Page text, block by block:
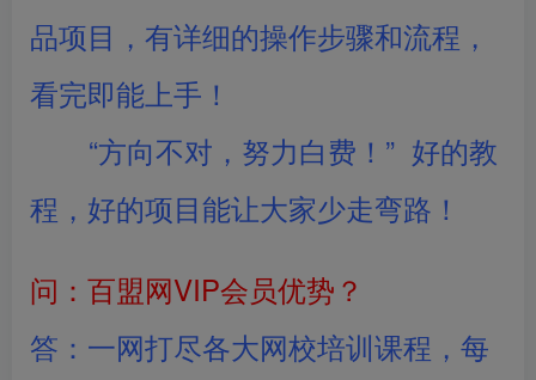
品项目，有详细的操作步骤和流程，
看完即能上手！
“方向不对，努力白费！” 好的教
程，好的项目能让大家少走弯路！
问：百盟网VIP会员优势？
答：一网打尽各大网校培训课程，每